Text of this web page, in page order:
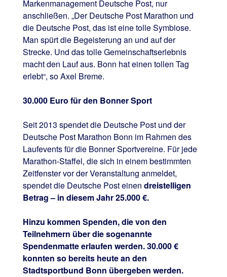
Markenmanagement Deutsche Post, nur
anschließen. „Der Deutsche Post Marathon und
die Deutsche Post, das ist eine tolle Symbiose.
Man spürt die Begeisterung an und auf der
Strecke. Und das tolle Gemeinschaftserlebnis
macht den Lauf aus. Bonn hat einen tollen Tag
erlebt“, so Axel Breme.
30.000 Euro für den Bonner Sport
Seit 2013 spendet die Deutsche Post und der
Deutsche Post Marathon Bonn im Rahmen des
Laufevents für die Bonner Sportvereine. Für jede
Marathon-Staffel, die sich in einem bestimmten
Zeitfenster vor der Veranstaltung anmeldet,
spendet die Deutsche Post einen dreistelligen
Betrag – in diesem Jahr 25.000 €.
Hinzu kommen Spenden, die von den
Teilnehmern über die sogenannte
Spendenmatte erlaufen werden. 30.000 €
konnten so bereits heute an den
Stadtsportbund Bonn übergeben werden.